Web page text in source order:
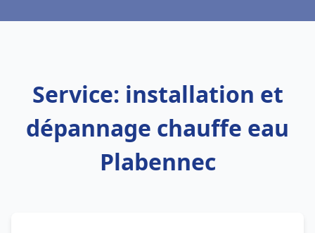
Service: installation et
dépannage chauffe eau
Plabennec